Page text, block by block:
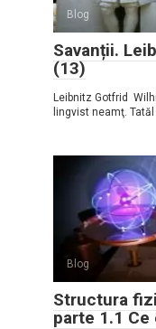
Blog
Savanții.
(13)
Leibnitz Gotfrid
lingvist neamţ.
Blog
Structura
parte 1.1